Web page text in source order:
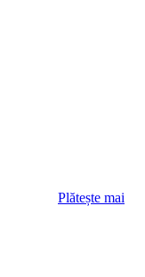
Plătește mai